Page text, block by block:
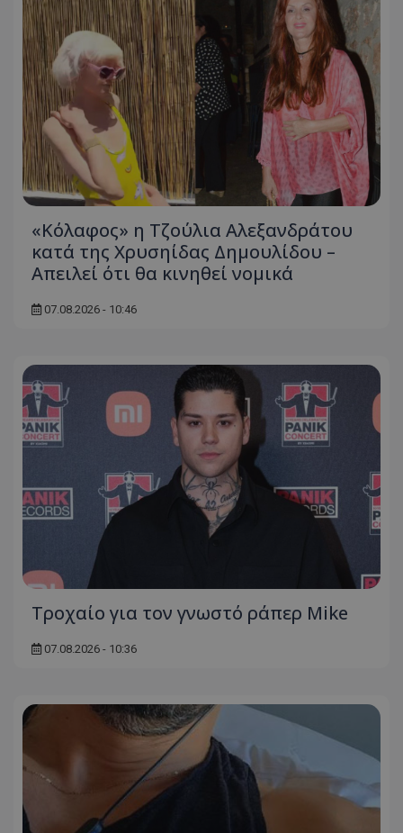
«Κόλαφος» η Τζούλια Αλεξανδράτου
κατά της Χρυσηίδας Δημουλίδου –
Απειλεί ότι θα κινηθεί νομικά
07.08.2026 - 10:46
Τροχαίο για τον γνωστό ράπερ Mike
07.08.2026 - 10:36